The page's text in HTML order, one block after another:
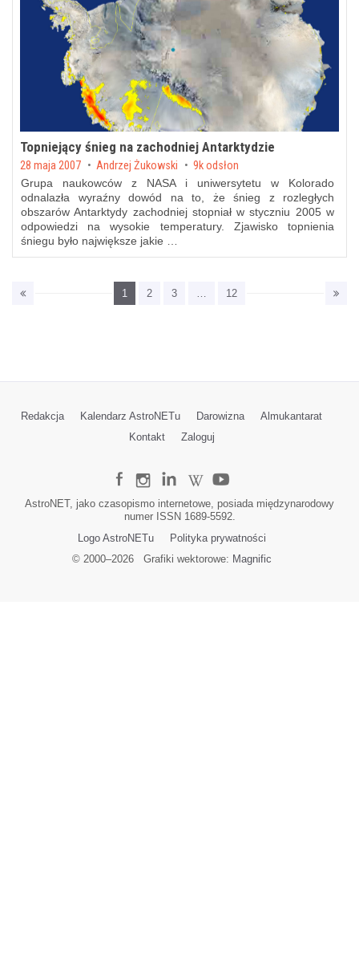
Topniejący śnieg na zachodniej Antarktydzie
Posted on
28 maja 2007 by Andrzej Żukowski 9k odsłon
Grupa naukowców z NASA i uniwersytetu w Kolorado
odnalazła wyraźny dowód na to, że śnieg z rozległych
obszarów Antarktydy zachodniej stopniał w styczniu 2005 w
odpowiedzi na wysokie temperatury. Zjawisko topnienia
śniegu było największe jakie …
1 2 3 … 12
Redakcja Kalendarz AstroNETu Darowizna
Almukantarat
Kontakt
Zaloguj
AstroNET, jako czasopismo internetowe, posiada międzynarodowy
numer ISSN 1689-5592.
Logo AstroNETu
Polityka prywatności
© 2000–2026Grafiki wektorowe: Magnific